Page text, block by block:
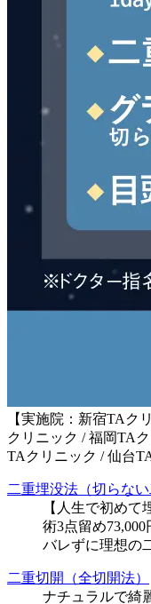
【実施院：新宿TAク
クリニック / 福岡TA
TAクリニック / 仙台
二重埋没法（切らない
【人生で初め
術3点留め73,000
バレずに理想の
二重切開（全切開法）
ナチュラルで綺